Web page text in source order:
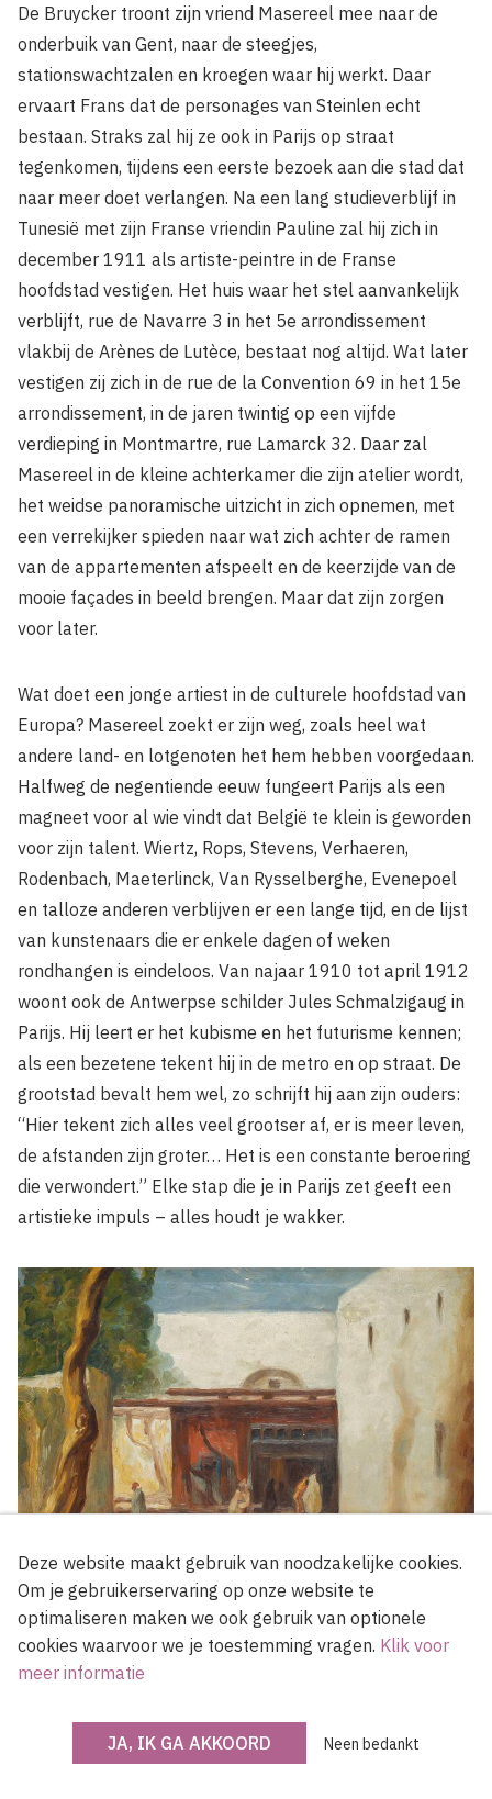
De Bruycker troont zijn vriend Masereel mee naar de
onderbuik van Gent, naar de steegjes,
stationswachtzalen en kroegen waar hij werkt. Daar
ervaart Frans dat de personages van Steinlen echt
bestaan. Straks zal hij ze ook in Parijs op straat
tegenkomen, tijdens een eerste bezoek aan die stad dat
naar meer doet verlangen. Na een lang studieverblijf in
Tunesië met zijn Franse vriendin Pauline zal hij zich in
december 1911 als artiste-peintre in de Franse
hoofdstad vestigen. Het huis waar het stel aanvankelijk
verblijft, rue de Navarre 3 in het 5e arrondissement
vlakbij de Arènes de Lutèce, bestaat nog altijd. Wat later
vestigen zij zich in de rue de la Convention 69 in het 15e
arrondissement, in de jaren twintig op een vijfde
verdieping in Montmartre, rue Lamarck 32. Daar zal
Masereel in de kleine achterkamer die zijn atelier wordt,
het weidse panoramische uitzicht in zich opnemen, met
een verrekijker spieden naar wat zich achter de ramen
van de appartementen afspeelt en de keerzijde van de
mooie façades in beeld brengen. Maar dat zijn zorgen
voor later.
Wat doet een jonge artiest in de culturele hoofdstad van
Europa? Masereel zoekt er zijn weg, zoals heel wat
andere land- en lotgenoten het hem hebben voorgedaan.
Halfweg de negentiende eeuw fungeert Parijs als een
magneet voor al wie vindt dat België te klein is geworden
voor zijn talent. Wiertz, Rops, Stevens, Verhaeren,
Rodenbach, Maeterlinck, Van Rysselberghe, Evenepoel
en talloze anderen verblijven er een lange tijd, en de lijst
van kunstenaars die er enkele dagen of weken
rondhangen is eindeloos. Van najaar 1910 tot april 1912
woont ook de Antwerpse schilder Jules Schmalzigaug in
Parijs. Hij leert er het kubisme en het futurisme kennen;
als een bezetene tekent hij in de metro en op straat. De
grootstad bevalt hem wel, zo schrijft hij aan zijn ouders:
“Hier tekent zich alles veel grootser af, er is meer leven,
de afstanden zijn groter… Het is een constante beroering
die verwondert.” Elke stap die je in Parijs zet geeft een
artistieke impuls – alles houdt je wakker.
Frans Masereel, Tunis, 1909, olieverf op doek, 44 x 51 cm Collectie mevr.
© SABAM & Frans Masereel Stiftung Saarbrücken Lukas-art in flanders
Deze website maakt gebruik van noodzakelijke cookies.
Om je gebruikerservaring op onze website te
optimaliseren maken we ook gebruik van optionele
cookies waarvoor we je toestemming vragen. Klik voor
meer informatie
JA, IK GA AKKOORD Neen bedankt